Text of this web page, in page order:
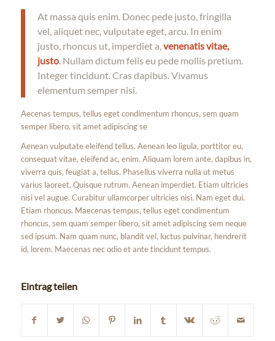
At massa quis enim. Donec pede justo, fringilla
vel, aliquet nec, vulputate eget, arcu. In enim
justo, rhoncus ut, imperdiet a, venenatis vitae,
justo. Nullam dictum felis eu pede mollis pretium.
Integer tincidunt. Cras dapibus. Vivamus
elementum semper nisi.
Aecenas tempus, tellus eget condimentum rhoncus, sem quam
semper libero, sit amet adipiscing se
Aenean vulputate eleifend tellus. Aenean leo ligula, porttitor eu,
consequat vitae, eleifend ac, enim. Aliquam lorem ante, dapibus in,
viverra quis, feugiat a, tellus. Phasellus viverra nulla ut metus
varius laoreet. Quisque rutrum. Aenean imperdiet. Etiam ultricies
nisi vel augue. Curabitur ullamcorper ultricies nisi. Nam eget dui.
Etiam rhoncus. Maecenas tempus, tellus eget condimentum
rhoncus, sem quam semper libero, sit amet adipiscing sem neque
sed ipsum. Nam quam nunc, blandit vel, luctus pulvinar, hendrerit
id, lorem. Maecenas nec odio et ante tincidunt tempus.
Eintrag teilen